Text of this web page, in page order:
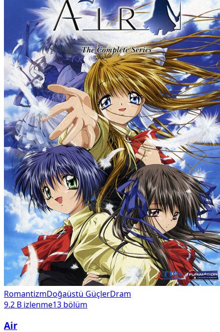
RomantizmDoğaüstü GüçlerDram
9.2 B izlenme13 bölüm
Air